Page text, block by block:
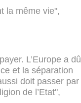
la même vie",
L’Europe a dû
et la séparation
doit passer par
de l’Etat",